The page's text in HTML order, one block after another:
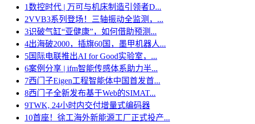
1数控时代 | 万可与机床制造引领者D...
2VVB3系列登场！三轴振动全监测，...
3识破气缸“亚健康”，如何借助预测...
4出海破2000，插旗60国，墨甲机器人...
5国际电联推出AI for Good实验室，...
6案例分享 | ifm智能传感体系助力半...
7西门子Eigen工程智能体中国首发首...
8西门子全新发布基于Web的SIMAT...
9TWK, 24小时内交付增量式编码器
10首座！徐工海外新能源工厂正式投产...